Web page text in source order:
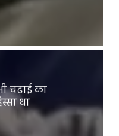
चढ़ाई का
था